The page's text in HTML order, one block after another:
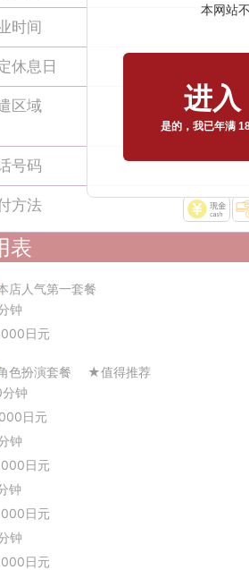
时间
休息日
区域
号码
方法
表
店人气第一套餐
钟
日元
色扮演套餐 ★值得推荐
钟
日元
钟
日元
钟
日元
钟
日元
本网站
进入
是的，我已年满